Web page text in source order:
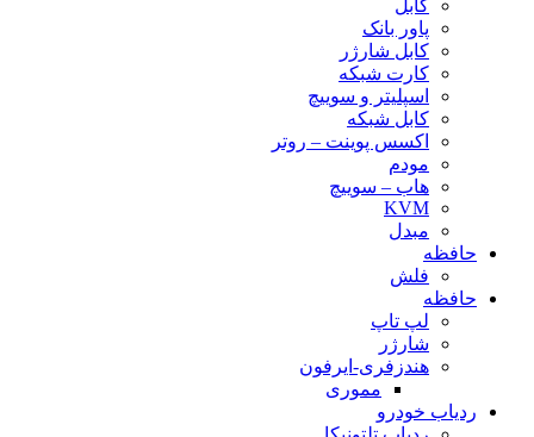
کابل
پاور بانک
کابل شارژر
کارت شبکه
اسپلیتر و سوییچ
کابل شبکه
اکسس پوینت – روتر
مودم
هاب – سوییچ
KVM
مبدل
حافظه
فلش
حافظه
لپ تاپ
شارژر
هندزفری-ایرفون
مموری
ردیاب خودرو